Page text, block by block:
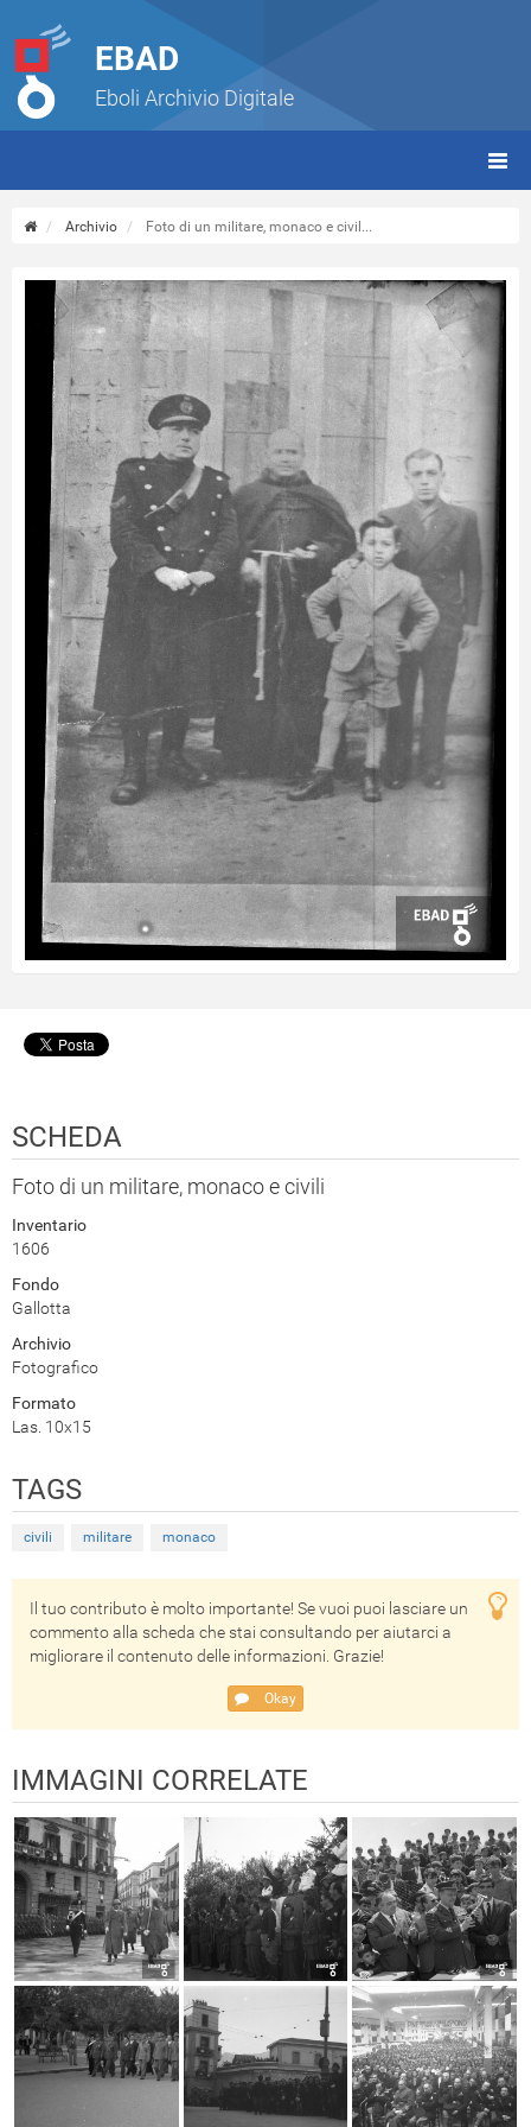
EBAD
Eboli Archivio Digitale
Archivio Foto di un militare, monaco e civil...
SCHEDA
Foto di un militare, monaco e civili
Inventario
1606
Fondo
Gallotta
Archivio
Fotografico
Formato
Las. 10x15
TAGS
civili militare monaco
Il tuo contributo è molto importante! Se vuoi puoi lasciare un
commento alla scheda che stai consultando per aiutarci a
migliorare il contenuto delle informazioni. Grazie!
Okay
IMMAGINI CORRELATE